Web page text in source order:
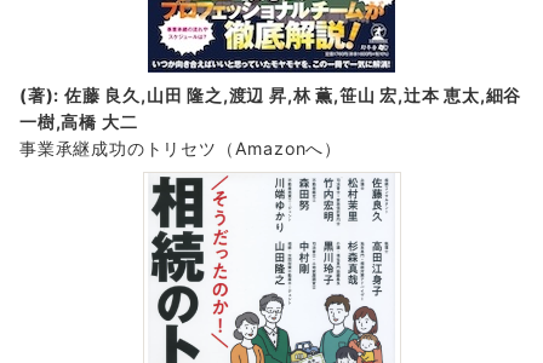
(著): 佐藤 良久,山田 隆之,渡辺 昇,林 薫,笹山 宏,辻本 恵太,細谷
一樹,高橋 大二
事業承継成功のトリセツ
（Amazonへ）